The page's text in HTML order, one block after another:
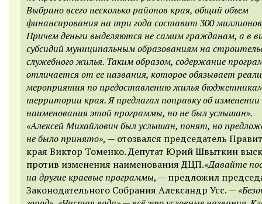
Выбрано всего несколько районов края, общий объем
финансирования на три года составит 300 миллионов
Причем деньги выделяются не самим гражданам, а в
субсидий муниципальным образованиям на
служебного жилья. Таким образом, содержание
отличается от ее названия, которое обязывает
мероприятия по предоставлению жилья
территории края. Я предлагал поправку об изменении
наименования этой программы, но не был услышан».
«Алексей Михайлович был услышан, понят, но
не было принято», — отозвался председатель
края Виктор Томенко. Депутат Юрий Швыткин
против изменения наименования ДЦП.«Давайте
на другие краевые программы, — предложил
Законодательного Собрания Александр Усс. —